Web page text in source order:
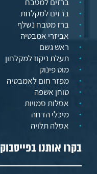
ברזים למקלחת
ברז מטבח נשלף
אביזרי אמבטיה
ראש גשם
תעלת ניקוז למקלחון
מוט פינוק
מפזר חום לאמבטיה
טוחן אשפה
אסלות סמויות
מיכלי הדחה
אסלה תלויה
בקרו אותנו בפייסבוק